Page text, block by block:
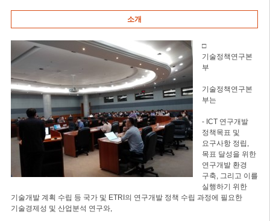
소개
□
기술정책연구본
부
기술정책연구본
부는
- ICT 연구개발
정책목표 및
요구사항 정립,
목표 달성을 위한
연구개발 환경
구축, 그리고 이를
실행하기 위한
기술개발 계획 수립 등 국가 및 ETRI의 연구개발 정책 수립 과정에 필요한
기술경제성 및 산업분석 연구와,